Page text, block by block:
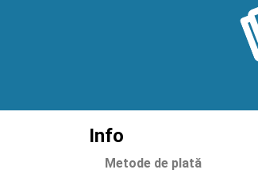
Info
Metode de plată